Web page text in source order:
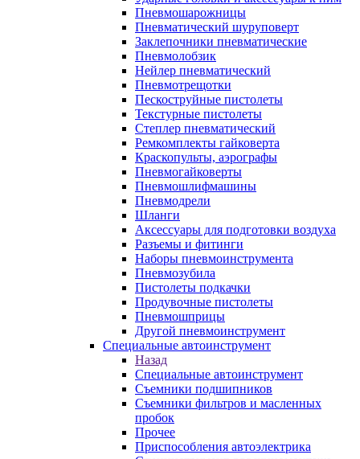
Пневмошарожницы
Пневматический шуруповерт
Заклепочники пневматические
Пневмолобзик
Нейлер пневматический
Пневмотрещотки
Пескоструйные пистолеты
Текстурные пистолеты
Степлер пневматический
Ремкомплекты гайковерта
Краскопульты, аэрографы
Пневмогайковерты
Пневмошлифмашины
Пневмодрели
Шланги
Аксессуары для подготовки воздуха
Разъемы и фитинги
Наборы пневмоинструмента
Пневмозубила
Пистолеты подкачки
Продувочные пистолеты
Пневмошприцы
Другой пневмоинструмент
Специальные автоинструмент
Назад
Специальные автоинструмент
Съемники подшипников
Съемники фильтров и масленных
пробок
Прочее
Приспособления автоэлектрика